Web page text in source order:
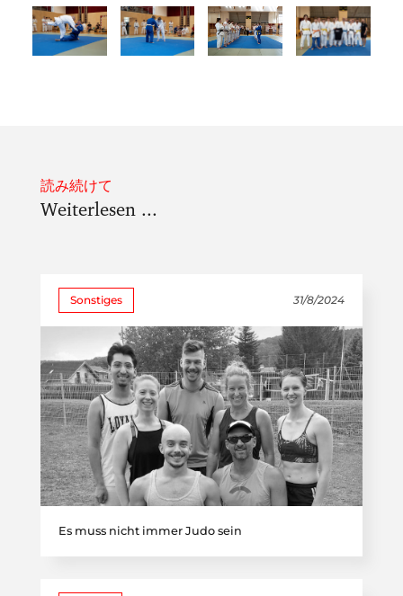
読み続けて
Weiterlesen ...
Sonstiges 31/8/2024
Es muss nicht immer Judo sein